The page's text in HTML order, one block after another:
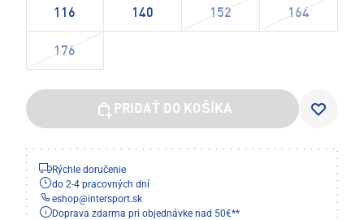
116 140 152 164
176
PRIDAŤ DO KOŠÍKA
Rýchle doručenie
do 2-4 pracovných dní
eshop@intersport.sk
Doprava zdarma pri objednávke nad 50€**